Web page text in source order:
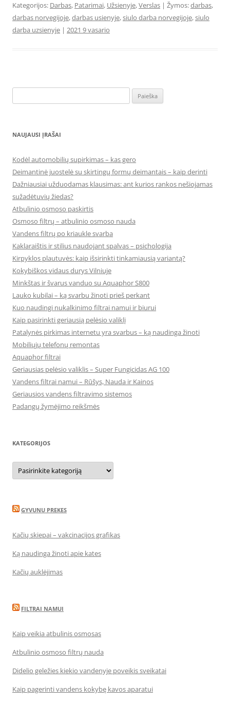
Kategorijos: Darbas, Patarimai, Užsienyje,Verslas | Žymos:darbas,
darbas norvegijoje,darbas usienyje,siulo darba norvegijoje,siulo
darba uzsienyje | 2021 9 vasario
NAUJAUSI ĮRAŠAI
Kodėl automobilių supirkimas – kas gero
Deimantinė juostelė su skirtingų formų deimantais – kaip derinti
Dažniausiai užduodamas klausimas: ant kurios rankos nešiojamas
sužadėtuvių žiedas?
Atbulinio osmoso paskirtis
Osmoso filtrų – atbulinio osmoso nauda
Vandens filtrų po kriaukle svarba
Kaklaraištis ir stilius naudojant spalvas – psichologija
Kirpyklos plautuvės: kaip išsirinkti tinkamiausią variantą?
Kokybiškos vidaus durys Vilniuje
Minkštas ir švarus vanduo su Aquaphor S800
Lauko kubilai – ką svarbu žinoti prieš perkant
Kuo naudingi nukalkinimo filtrai namui ir biurui
Kaip pasirinkti geriausią pelėsio valiklį
Patalynės pirkimas internetu yra svarbus – ką naudinga žinoti
Mobiliųjų telefonų remontas
Aquaphor filtrai
Geriausias pelėsio valiklis – Super Fungicidas AG 100
Vandens filtrai namui – Rūšys, Nauda ir Kainos
Geriausios vandens filtravimo sistemos
Padangų žymėjimo reikšmės
KATEGORIJOS
Kategorijos
GYVUNU PREKES
Kačių skiepai – vakcinacijos grafikas
Ką naudinga žinoti apie kates
Kačių auklėjimas
FILTRAI NAMUI
Kaip veikia atbulinis osmosas
Atbulinio osmoso filtrų nauda
Didelio geležies kiekio vandenyje poveikis sveikatai
Kaip pagerinti vandens kokybę kavos aparatui